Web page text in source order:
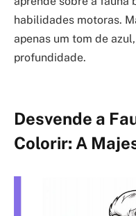
habilidades motoras.
apenas um tom de
profundidade.
Desvende a
Colorir: A